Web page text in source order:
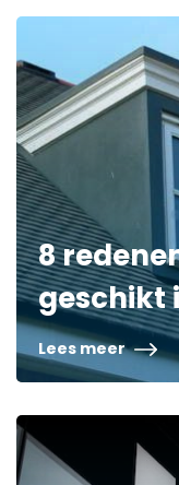
8
geschikt
Lees meer